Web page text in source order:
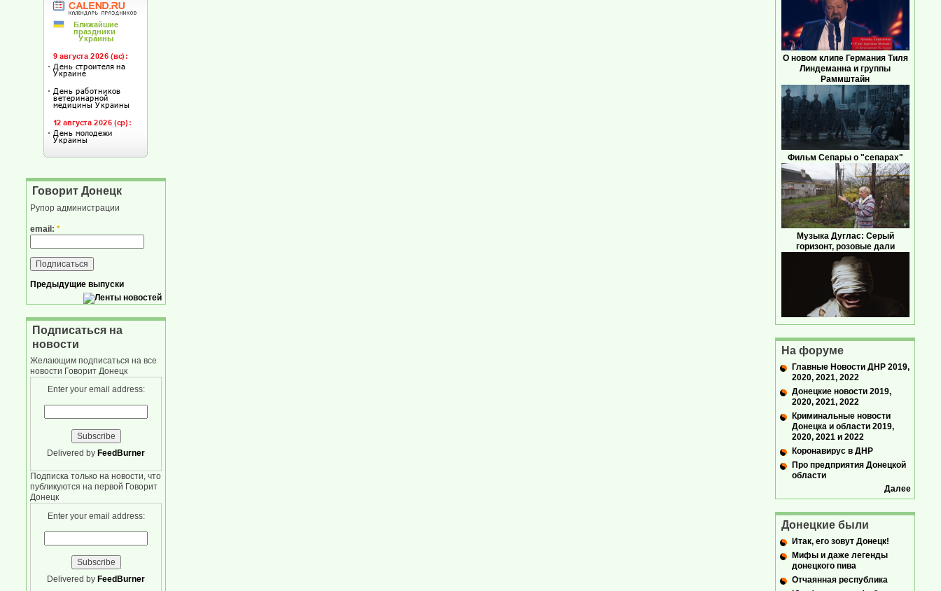
Говорит Донецк
Рупор администрации
email: *
Предыдущие выпуски
Подписаться на
новости
Желающим подписаться на все
новости Говорит Донецк
Enter your email address:
Delivered by FeedBurner
Подписка только на новости, что
публикуются на первой Говорит
Донецк
Enter your email address:
Delivered by FeedBurner
О новом клипе Германия Тиля
Линдеманна и группы
Раммштайн
Фильм Сепары о "сепарах"
Музыка Дуглас: Серый
горизонт, розовые дали
На форуме
Главные Новости ДНР 2019,
2020, 2021, 2022
Донецкие новости 2019,
2020, 2021, 2022
Криминальные новости
Донецка и области 2019,
2020, 2021 и 2022
Коронавирус в ДНР
Про предприятия Донецкой
области
Далее
Донецкие были
Итак, его зовут Донецк!
Мифы и даже легенды
донецкого пива
Отчаянная республика